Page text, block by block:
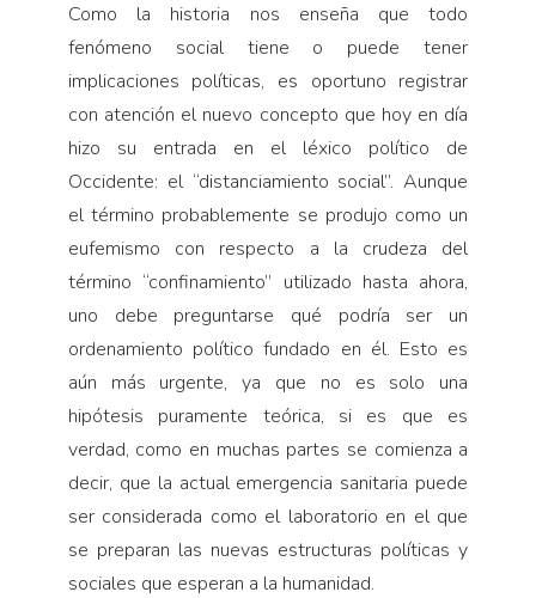
Como la historia nos enseña que todo
fenómeno social tiene o puede tener
implicaciones políticas, es oportuno registrar
con atención el nuevo concepto que hoy en día
hizo su entrada en el léxico político de
Occidente: el “distanciamiento social”. Aunque
el término probablemente se produjo como un
eufemismo con respecto a la crudeza del
término “confinamiento” utilizado hasta ahora,
uno debe preguntarse qué podría ser un
ordenamiento político fundado en él. Esto es
aún más urgente, ya que no es solo una
hipótesis puramente teórica, si es que es
verdad, como en muchas partes se comienza a
decir, que la actual emergencia sanitaria puede
ser considerada como el laboratorio en el que
se preparan las nuevas estructuras políticas y
sociales que esperan a la humanidad.